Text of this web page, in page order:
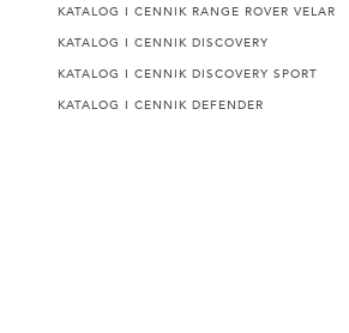
KATALOG I CENNIK RANGE ROVER VELAR
KATALOG I CENNIK DISCOVERY
KATALOG I CENNIK DISCOVERY SPORT
KATALOG I CENNIK DEFENDER